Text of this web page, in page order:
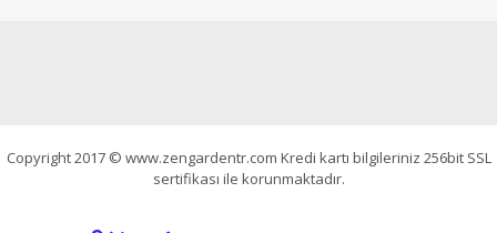
Copyright 2017 © www.zengardentr.com Kredi kartı bilgileriniz 256bit SSL
sertifikası ile korunmaktadır.